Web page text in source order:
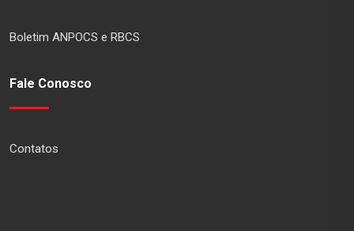
Boletim ANPOCS e RBCS
Fale Conosco
Contatos